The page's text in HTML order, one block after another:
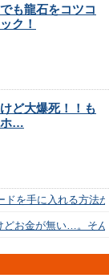
も龍石をコツコ
ク！
ど大爆死！！も
ホ…
ドを手に入れる方法
どお金が無い…。そ